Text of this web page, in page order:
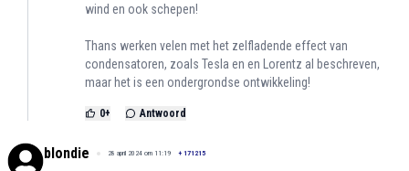
wind en ook schepen!
Thans werken velen met het zelfladende effect van
condensatoren, zoals Tesla en en Lorentz al beschreven,
maar het is een ondergrondse ontwikkeling!
0+ Antwoord
blondie 28 april 2024 om 11:19 + 171215